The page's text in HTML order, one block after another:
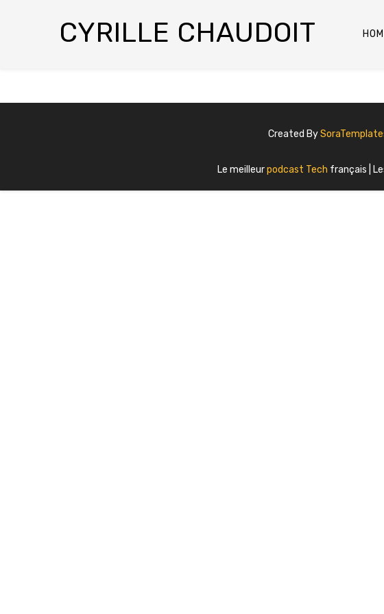
CYRILLE CHAUDOIT
Created By
Le meilleurpodcast Tech français |